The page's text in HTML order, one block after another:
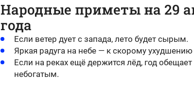
Народные приметы на 29
года
Если ветер дует с запада, лето будет сырым.
Яркая радуга на небе — к скорому
Если на реках ещё держится лёд, год
небогатым.